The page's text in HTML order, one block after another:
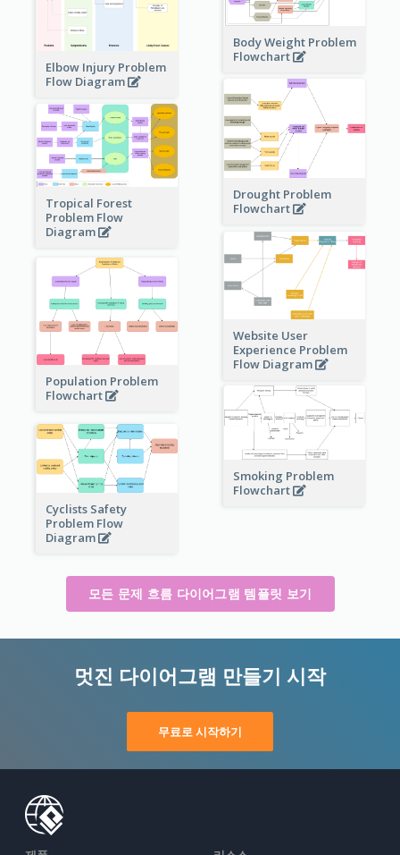
Elbow Injury Problem
Flow Diagram
Body Weight Problem
Flowchart
Drought Problem
Flowchart
Tropical Forest
Problem Flow
Diagram
Website User
Experience Problem
Flow Diagram
Population Problem
Flowchart
Smoking Problem
Flowchart
Cyclists Safety
Problem Flow
Diagram
모든 문제 흐름 다이어그램 템플릿 보기
멋진 다이어그램 만들기 시작
무료로 시작하기